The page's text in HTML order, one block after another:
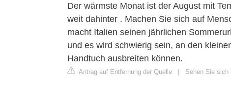
Der wärmste Monat ist der August mit
weit dahinter . Machen Sie sich auf
macht Italien seinen jährlichen
und es wird schwierig sein, an den
Handtuch ausbreiten können.
Antrag auf Entfernung der Quelle | Sehen Sie sich